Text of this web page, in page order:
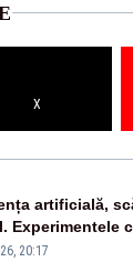
X
artificială,
Experimentele
distrugă
20:17